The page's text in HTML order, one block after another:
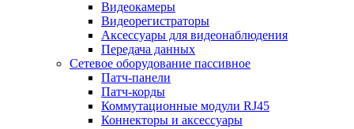
Видеокамеры
Видеорегистраторы
Аксессуары для видеонаблюдения
Передача данных
Сетевое оборудование пассивное
Патч-панели
Патч-корды
Коммутационные модули RJ45
Коннекторы и аксессуары